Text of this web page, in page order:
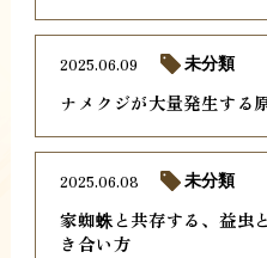
ナメクジが大量発生する
2025.06.09 未分類
家蜘蛛と共存する、益虫
き合い方
2025.06.08 未分類